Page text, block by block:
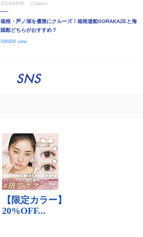
2024/04/08 Column
箱根・芦ノ湖を優雅にクルーズ！箱根遊船SORAKAZEと海
賊船どちらがおすすめ？
546600 view
SNS